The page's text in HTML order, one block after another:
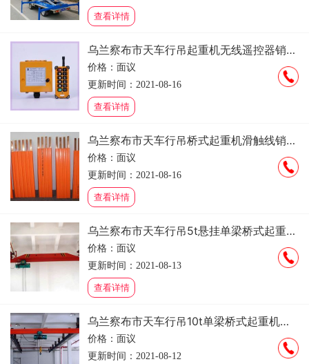
查看详情
乌兰察布市天车行吊起重机无线遥控器销售安装维修租赁
价格：面议
更新时间：2021-08-16
查看详情
乌兰察布市天车行吊桥式起重机滑触线销售安装维修租赁
价格：面议
更新时间：2021-08-16
查看详情
乌兰察布市天车行吊5t悬挂单梁桥式起重机销售安装维修租赁
价格：面议
更新时间：2021-08-13
查看详情
乌兰察布市天车行吊10t单梁桥式起重机销售安装维修租赁
价格：面议
更新时间：2021-08-12